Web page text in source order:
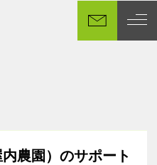
農園）のサポート